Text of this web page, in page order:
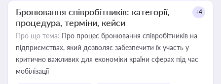
Бронювання співробітників: категорії,
процедура, терміни, кейси
+4
Про що тема: Про процес бронювання співробітників на
підприємствах, який дозволяє забезпечити їх участь у
критично важливих для економіки країни сферах під час
мобілізації